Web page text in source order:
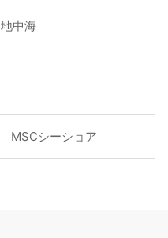
地中海
MSCシーショア